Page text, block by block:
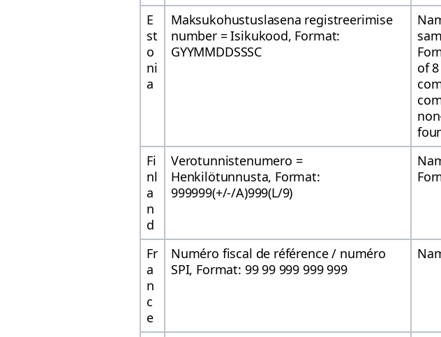
E
st
o
ni
a
Maksukohustuslasena registreerimise
number = Isikukood, Format:
GYYMMDDSSSC
of
Fi
nl
a
n
d
Verotunnistenumero =
Henkilötunnusta, Format:
999999(+/-/A)999(L/9)
Fr
a
n
c
e
Numéro fiscal de référence / numéro
SPI, Format: 99 99 999 999 999